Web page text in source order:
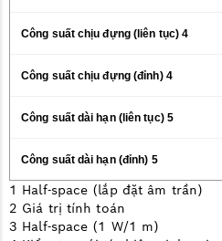
Công suất chịu đựng (liên tục) 4
Công suất chịu đựng (đỉnh) 4
Công suất dài hạn (liên tục) 5
Công suất dài hạn (đỉnh) 5
1 Half-space (lắp đặt âm trần)
2 Giá trị tính toán
3 Half-space (1 W/1 m)